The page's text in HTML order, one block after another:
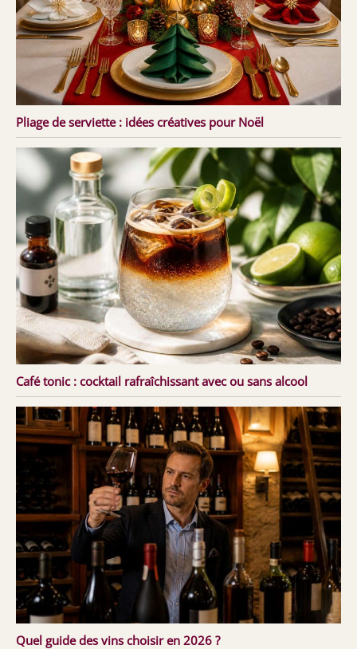
Pliage de serviette : idées créatives pour Noël
Café tonic : cocktail rafraîchissant avec ou sans alcool
Quel guide des vins choisir en 2026 ?